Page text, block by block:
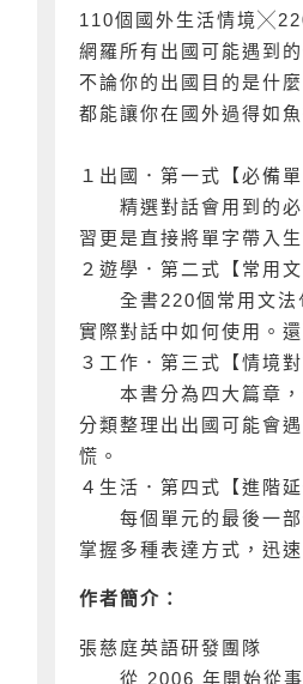
110個國外生活情境
網羅所有出國可能遇到的
不論你的出國目的是什麼
都能讓你在國外過得如魚
１出國．第一式【必備
精選對話會用到的必
習更是直接將單字帶入
２遊學．第二式【常用
全書220個常用文法句
實際對話中如何使用。
３工作．第三式【情境
本書分為四大篇章，
分類整理出出國可能會
慌。
４生活．第四式【進階
每個單元的最後一部
掌握多種表達方式，迅
作者簡介：
張慈庭英語研發團隊
從 2006 年開始從事英